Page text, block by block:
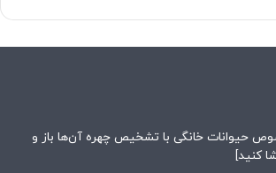
حیوانات خانگی با تشخیص چهره آن‌ها باز و
کنید]